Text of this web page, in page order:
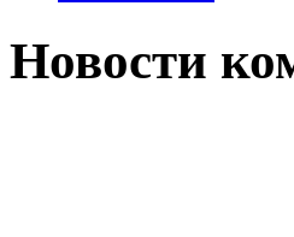
Новости